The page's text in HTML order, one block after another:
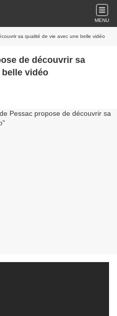
MENU
sa qualité de vie avec une belle vidéo
de découvrir sa
vidéo